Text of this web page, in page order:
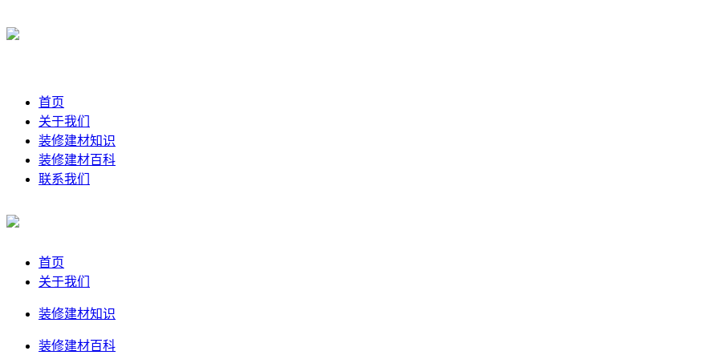
首页
关于我们
装修建材知识
装修建材百科
联系我们
首页
关于我们
装修建材知识
装修建材百科